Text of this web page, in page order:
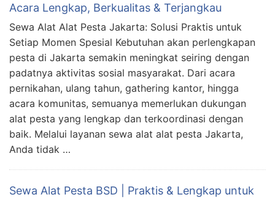
Acara Lengkap, Berkualitas & Terjangkau
Sewa Alat Alat Pesta Jakarta: Solusi Praktis untuk
Setiap Momen Spesial Kebutuhan akan perlengkapan
pesta di Jakarta semakin meningkat seiring dengan
padatnya aktivitas sosial masyarakat. Dari acara
pernikahan, ulang tahun, gathering kantor, hingga
acara komunitas, semuanya memerlukan dukungan
alat pesta yang lengkap dan terkoordinasi dengan
baik. Melalui layanan sewa alat alat pesta Jakarta,
Anda tidak …
Sewa Alat Pesta BSD | Praktis & Lengkap untuk